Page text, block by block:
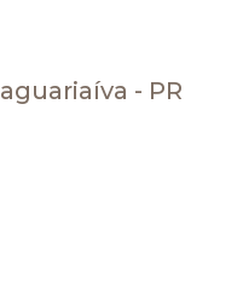
- PR